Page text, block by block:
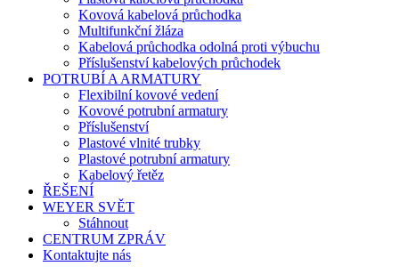
Kovová kabelová průchodka
Multifunkční žláza
Kabelová průchodka odolná proti výbuchu
Příslušenství kabelových průchodek
POTRUBÍ A ARMATURY
Flexibilní kovové vedení
Kovové potrubní armatury
Příslušenství
Plastové vlnité trubky
Plastové potrubní armatury
Kabelový řetěz
ŘEŠENÍ
WEYER SVĚT
Stáhnout
CENTRUM ZPRÁV
Kontaktujte nás